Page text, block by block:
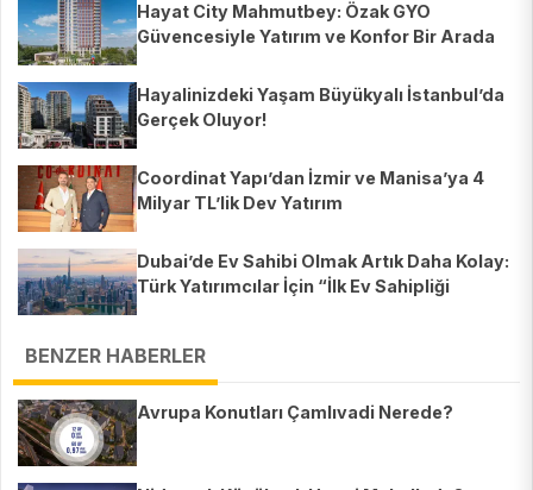
Hayat City Mahmutbey: Özak GYO
Güvencesiyle Yatırım ve Konfor Bir Arada
Hayalinizdeki Yaşam Büyükyalı İstanbul’da
Gerçek Oluyor!
Coordinat Yapı’dan İzmir ve Manisa’ya 4
Milyar TL’lik Dev Yatırım
Dubai’de Ev Sahibi Olmak Artık Daha Kolay:
Türk Yatırımcılar İçin “İlk Ev Sahipliği
BENZER HABERLER
Avrupa Konutları Çamlıvadi Nerede?